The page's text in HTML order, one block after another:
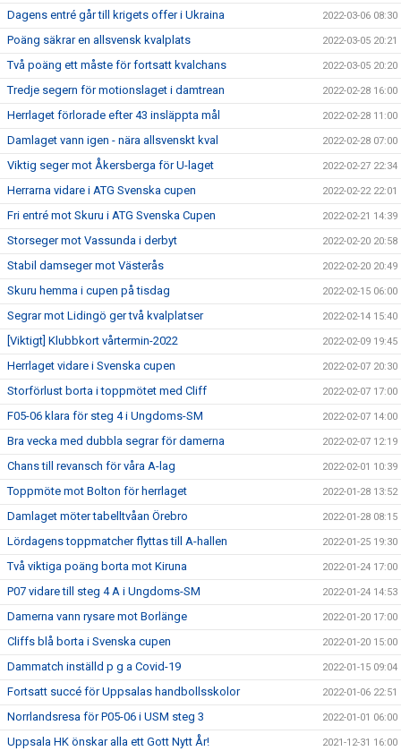
Dagens entré går till krigets offer i Ukraina 2022-03-06 08:30
Poäng säkrar en allsvensk kvalplats 2022-03-05 20:21
Två poäng ett måste för fortsatt kvalchans 2022-03-05 20:20
Tredje segern för motionslaget i damtrean 2022-02-28 16:00
Herrlaget förlorade efter 43 insläppta mål 2022-02-28 11:00
Damlaget vann igen - nära allsvenskt kval 2022-02-28 07:00
Viktig seger mot Åkersberga för U-laget 2022-02-27 22:34
Herrarna vidare i ATG Svenska cupen 2022-02-22 22:01
Fri entré mot Skuru i ATG Svenska Cupen 2022-02-21 14:39
Storseger mot Vassunda i derbyt 2022-02-20 20:58
Stabil damseger mot Västerås 2022-02-20 20:49
Skuru hemma i cupen på tisdag 2022-02-15 06:00
Segrar mot Lidingö ger två kvalplatser 2022-02-14 15:40
[Viktigt] Klubbkort vårtermin-2022 2022-02-09 19:45
Herrlaget vidare i Svenska cupen 2022-02-07 20:30
Storförlust borta i toppmötet med Cliff 2022-02-07 17:00
F05-06 klara för steg 4 i Ungdoms-SM 2022-02-07 14:00
Bra vecka med dubbla segrar för damerna 2022-02-07 12:19
Chans till revansch för våra A-lag 2022-02-01 10:39
Toppmöte mot Bolton för herrlaget 2022-01-28 13:52
Damlaget möter tabelltvåan Örebro 2022-01-28 08:15
Lördagens toppmatcher flyttas till A-hallen 2022-01-25 19:30
Två viktiga poäng borta mot Kiruna 2022-01-24 17:00
P07 vidare till steg 4 A i Ungdoms-SM 2022-01-24 14:53
Damerna vann rysare mot Borlänge 2022-01-20 17:00
Cliffs blå borta i Svenska cupen 2022-01-20 15:00
Dammatch inställd p g a Covid-19 2022-01-15 09:04
Fortsatt succé för Uppsalas handbollsskolor 2022-01-06 22:51
Norrlandsresa för P05-06 i USM steg 3 2022-01-01 06:00
Uppsala HK önskar alla ett Gott Nytt År! 2021-12-31 16:00